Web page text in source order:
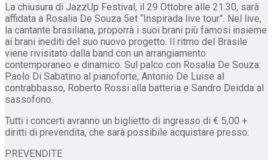
La chiusura di JazzUp Festival, il 29 Ottobre alle 21.30, sarà
affidata a Rosalia De Souza 5et “Inspirada live tour”. Nel live,
la cantante brasiliana, proporrà i suoi brani più famosi insieme
ai brani inediti del suo nuovo progetto. Il ritmo del Brasile
viene rivisitato dalla band con un arrangiamento
contemporaneo e dinamico. Sul palco con Rosalia De Souza:
Paolo Di Sabatino al pianoforte, Antonio De Luise al
contrabbasso, Roberto Rossi alla batteria e Sandro Deidda al
sassofono.
Tutti i concerti avranno un biglietto di ingresso di € 5,00 +
diritti di prevendita, che sarà possibile acquistare presso:
PREVENDITE